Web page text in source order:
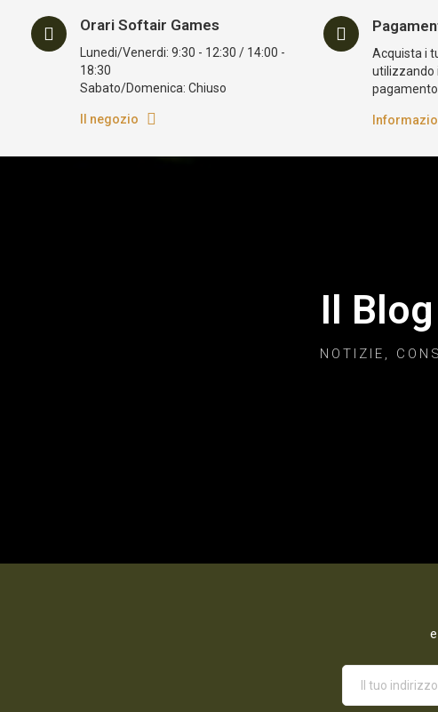
Orari Softair Games
Lunedi/Venerdi: 9:30 - 12:30 / 14:00 -
18:30
Sabato/Domenica: Chiuso
Il negozio
Acquista i
utilizzando
pagamento
Il
NOTIZIE,